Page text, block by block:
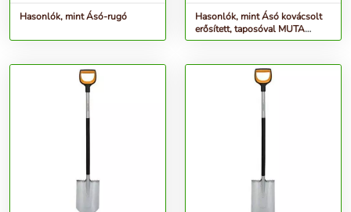
Hasonlók, mint Ásó-rugó
Hasonlók, mint Ásó kovácsolt
erősített, taposóval MUTA
&quot;T&quot; nyéllel